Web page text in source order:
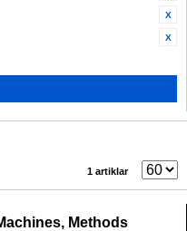
1 artiklar
Methods